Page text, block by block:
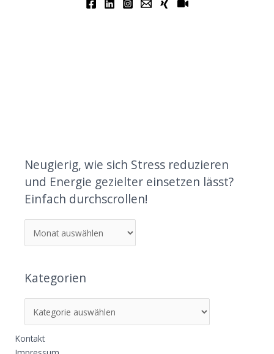
Neugierig, wie sich Stress reduzieren
und Energie gezielter einsetzen lässt?
Einfach durchscrollen!
Kategorien
Kontakt